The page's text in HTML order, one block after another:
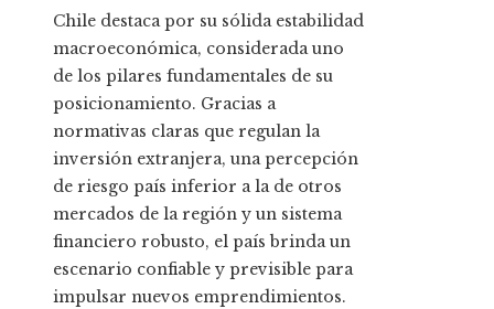
Chile destaca por su sólida estabilidad
macroeconómica, considerada uno
de los pilares fundamentales de su
posicionamiento. Gracias a
normativas claras que regulan la
inversión extranjera, una percepción
de riesgo país inferior a la de otros
mercados de la región y un sistema
financiero robusto, el país brinda un
escenario confiable y previsible para
impulsar nuevos emprendimientos.